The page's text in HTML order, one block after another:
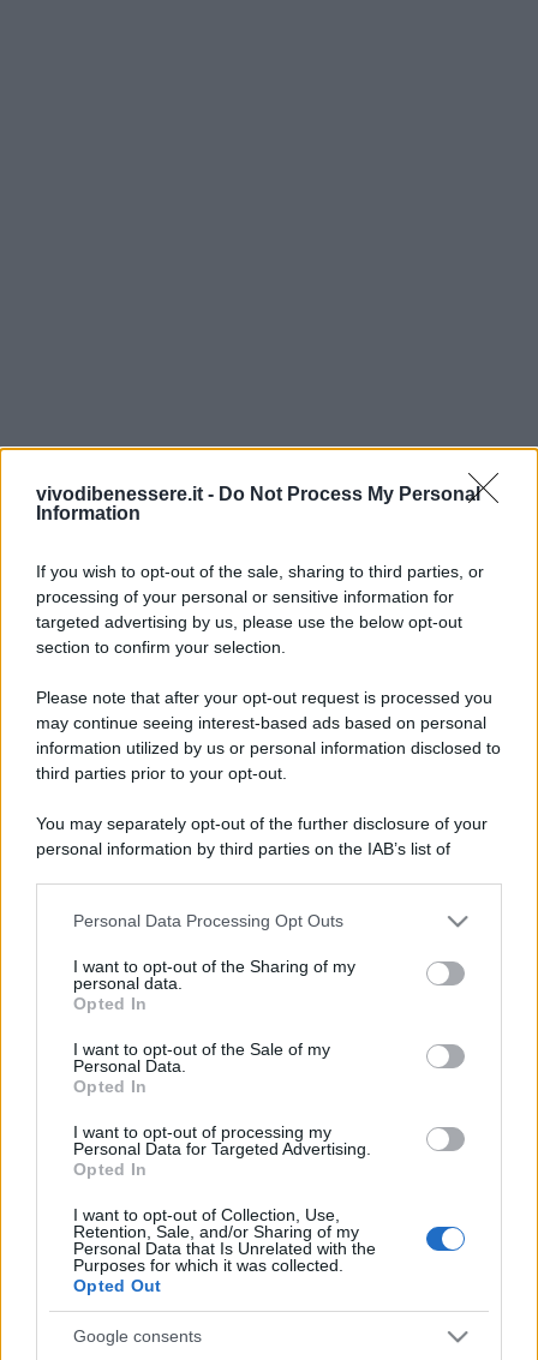
vivodibenessere.it - Do Not Process My Personal
Information
If you wish to opt-out of the sale, sharing to third parties, or
processing of your personal or sensitive information for
targeted advertising by us, please use the below opt-out
section to confirm your selection.
Please note that after your opt-out request is processed you
may continue seeing interest-based ads based on personal
information utilized by us or personal information disclosed to
third parties prior to your opt-out.
You may separately opt-out of the further disclosure of your
personal information by third parties on the IAB’s list of
This information may also be disclosed by us to third parties
disclose it to other third parties.
Please note that this website/app uses one or more Google
services and may gather and store information including but
not limited to your visit or usage behaviour. You may click to
grant or deny consent to Google and its third-party tags to
consent section.
Personal Data Processing Opt Outs
I want to opt-out of the Sharing of my
personal data.
Opted In
I want to opt-out of the Sale of my
Personal Data.
Opted In
I want to opt-out of processing my
Personal Data for Targeted Advertising.
Opted In
I want to opt-out of Collection, Use,
Retention, Sale, and/or Sharing of my
Personal Data that Is Unrelated with the
Purposes for which it was collected.
Opted Out
Google consents